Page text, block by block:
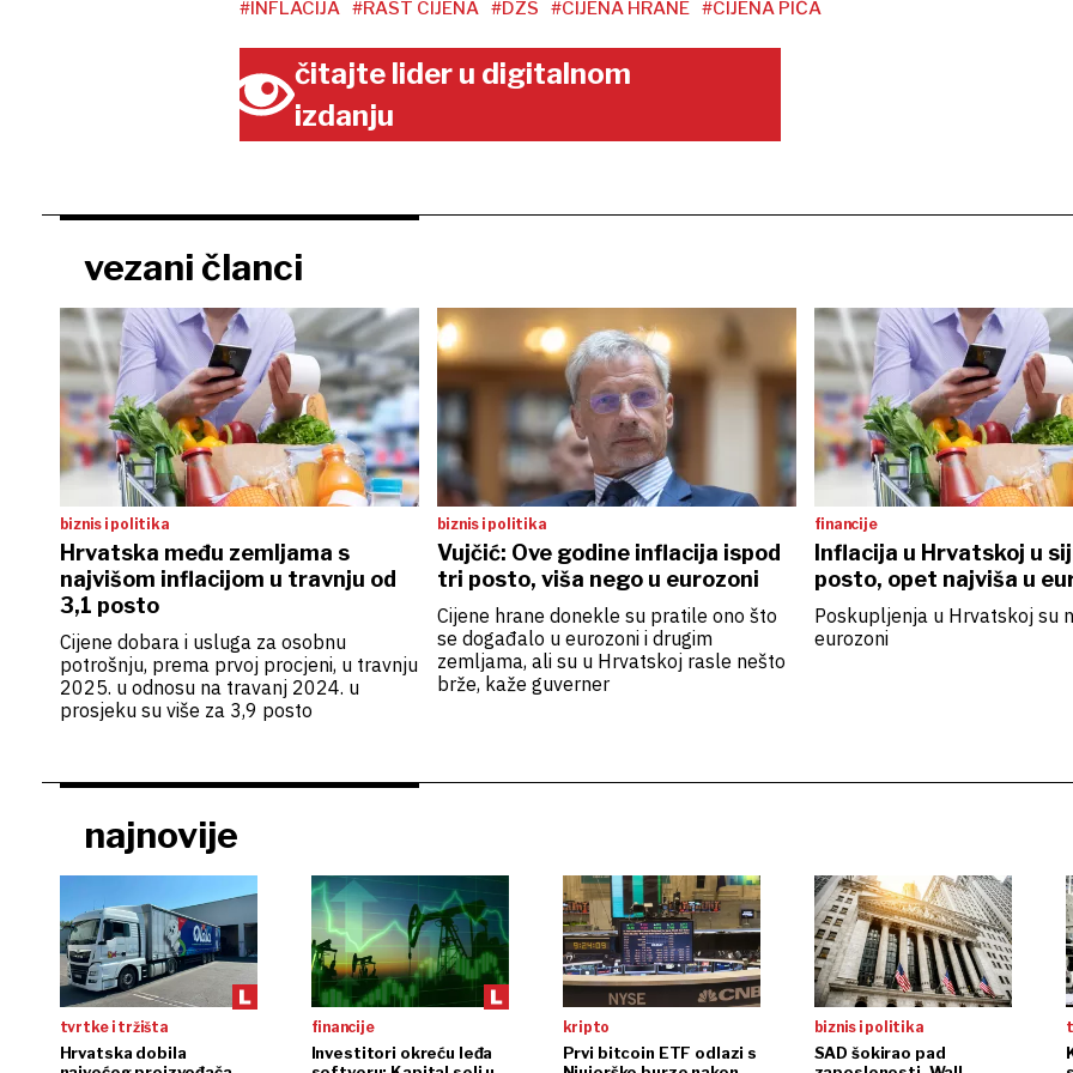
#INFLACIJA #RAST CIJENA #DZS #CIJENA HRANE #CIJENA PIĆA
čitajte lider u digitalnom
izdanju
vezani članci
biznis i politika
Hrvatska među zemljama s
najvišom inflacijom u travnju od
3,1 posto
Cijene dobara i usluga za osobnu
potrošnju, prema prvoj procjeni, u travnju
2025. u odnosu na travanj 2024. u
prosjeku su više za 3,9 posto
biznis i politika
Vujčić: Ove godine inflacija ispod
tri posto, viša nego u eurozoni
Cijene hrane donekle su pratile ono što
se događalo u eurozoni i drugim
zemljama, ali su u Hrvatskoj rasle nešto
brže, kaže guverner
financije
Inflacija u Hrvatskoj u
posto, opet najviša u
Poskupljenja u Hrvatskoj su
eurozoni
najnovije
tvrtke i tržišta
Hrvatska dobila
financije
Investitori okreću leđa
kripto
Prvi bitcoin ETF odlazi s
biznis i politika
SAD šokirao pad